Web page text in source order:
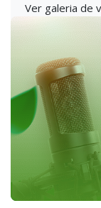
Ver galeria de